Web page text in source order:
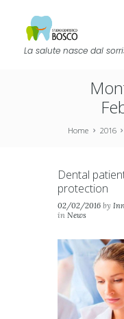
La salute nasce dal
Home 2016
Dental
protection
02/02/2016 by
in News